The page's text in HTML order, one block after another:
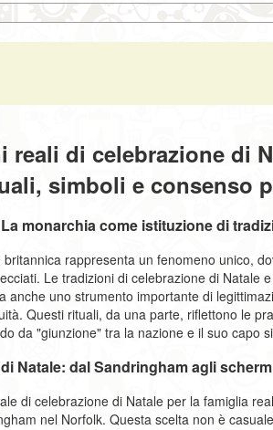
reali di celebrazione di
simboli e consenso
monarchia come istituzione di
rappresenta un fenomeno unico,
Le tradizioni di celebrazione di Natale
anche uno strumento importante di
Questi rituali, da una parte, riflettono le
da "giunzione" tra la nazione e il suo capo
Natale: dal Sandringham agli
di celebrazione di Natale per la famiglia
nel Norfolk. Questa scelta non è